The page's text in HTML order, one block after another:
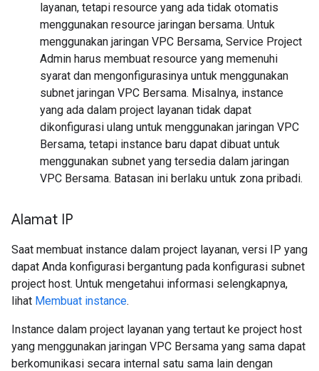
layanan, tetapi resource yang ada tidak otomatis
menggunakan resource jaringan bersama. Untuk
menggunakan jaringan VPC Bersama, Service Project
Admin harus membuat resource yang memenuhi
syarat dan mengonfigurasinya untuk menggunakan
subnet jaringan VPC Bersama. Misalnya, instance
yang ada dalam project layanan tidak dapat
dikonfigurasi ulang untuk menggunakan jaringan VPC
Bersama, tetapi instance baru dapat dibuat untuk
menggunakan subnet yang tersedia dalam jaringan
VPC Bersama. Batasan ini berlaku untuk zona pribadi.
Alamat IP
Saat membuat instance dalam project layanan, versi IP yang
dapat Anda konfigurasi bergantung pada konfigurasi subnet
project host. Untuk mengetahui informasi selengkapnya,
lihat Membuat instance.
Instance dalam project layanan yang tertaut ke project host
yang menggunakan jaringan VPC Bersama yang sama dapat
berkomunikasi secara internal satu sama lain dengan